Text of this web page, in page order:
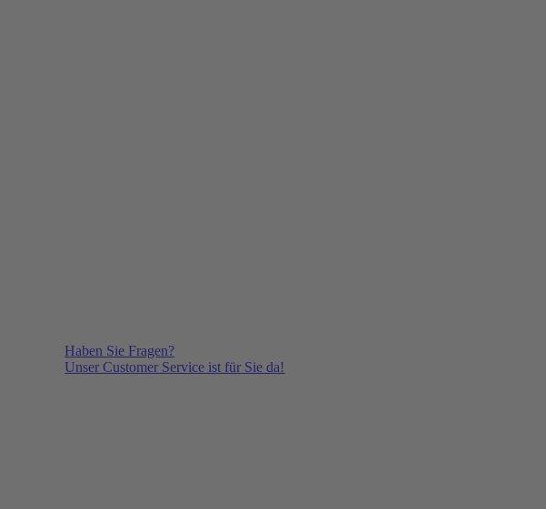
Haben Sie Fragen?
Unser Customer Service ist für Sie da!